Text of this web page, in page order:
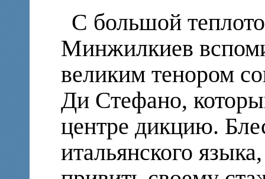
С большой
Минжилкиев
великим тенором
Ди Стефано,
центре дикцию.
итальянского